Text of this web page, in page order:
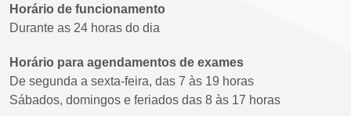
Horário de funcionamento
Durante as 24 horas do dia
Horário para agendamentos de exames
De segunda a sexta-feira, das 7 às 19 horas
Sábados, domingos e feriados das 8 às 17 horas